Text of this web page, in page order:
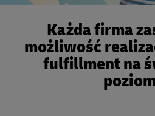
Każda firma
możliwość
fulfillment na